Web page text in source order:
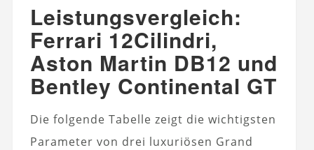
Leistungsvergleich:
Ferrari 12Cilindri,
Aston Martin DB12 und
Bentley Continental GT
Die folgende Tabelle zeigt die wichtigsten
Parameter von drei luxuriösen Grand